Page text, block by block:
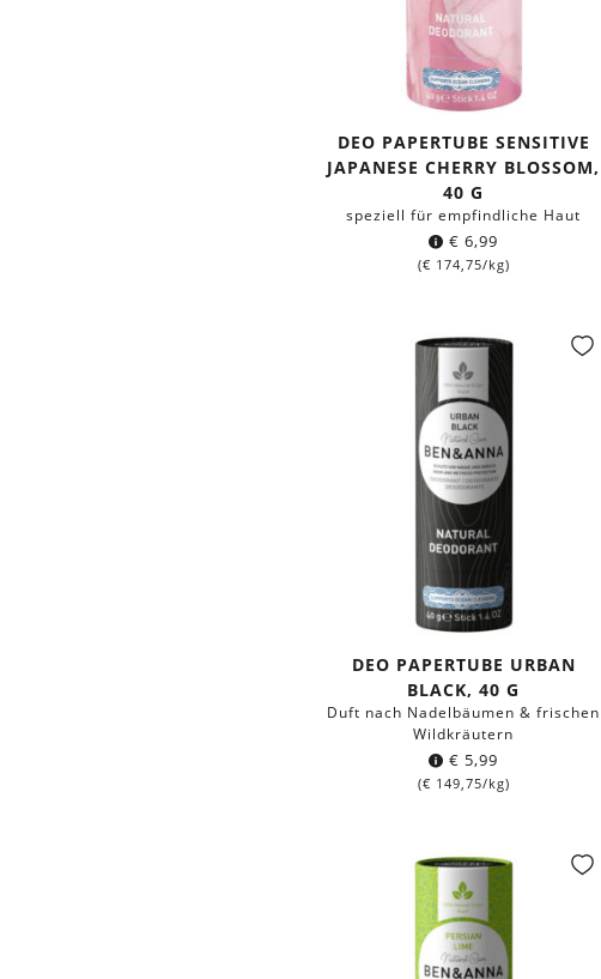
DEO PAPERTUBE SENSITIVE
JAPANESE CHERRY BLOSSOM,
40 G
speziell für empfindliche Haut
€ 6,99
(€ 174,75/kg)
DEO PAPERTUBE URBAN
BLACK, 40 G
Duft nach Nadelbäumen & frischen
Wildkräutern
€ 5,99
(€ 149,75/kg)